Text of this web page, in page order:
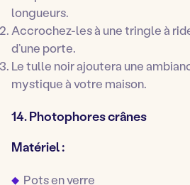
longueurs.
Accrochez-les à une tringle à
d’une porte.
Le tulle noir ajoutera une
mystique à votre maison.
14. Photophores crânes
Matériel :
Pots en verre